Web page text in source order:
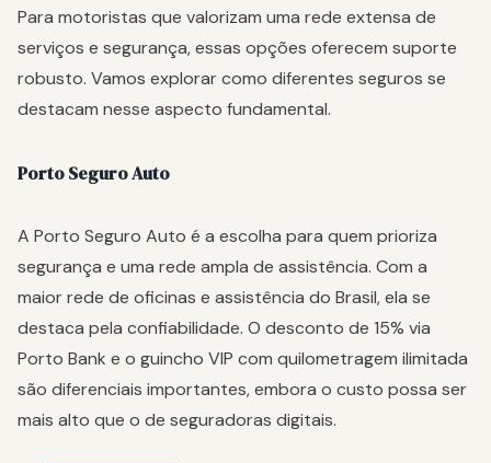
Para motoristas que valorizam uma rede extensa de
serviços e segurança, essas opções oferecem suporte
robusto. Vamos explorar como diferentes seguros se
destacam nesse aspecto fundamental.
Porto Seguro Auto
A Porto Seguro Auto é a escolha para quem prioriza
segurança e uma rede ampla de assistência. Com a
maior rede de oficinas e assistência do Brasil, ela se
destaca pela confiabilidade. O desconto de 15% via
Porto Bank e o guincho VIP com quilometragem ilimitada
são diferenciais importantes, embora o custo possa ser
mais alto que o de seguradoras digitais.